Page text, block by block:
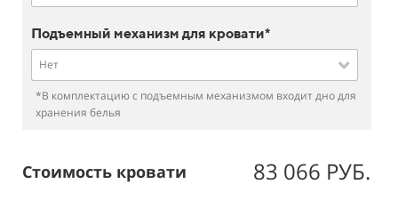
Подъемный механизм для кровати*
Нет
*В комплектацию с подъемным механизмом входит дно для
хранения белья
Стоимость кровати 83 066 РУБ.